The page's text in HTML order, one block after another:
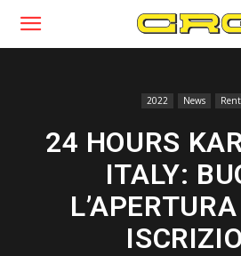
2022 News
24 HOURS
ITALY: